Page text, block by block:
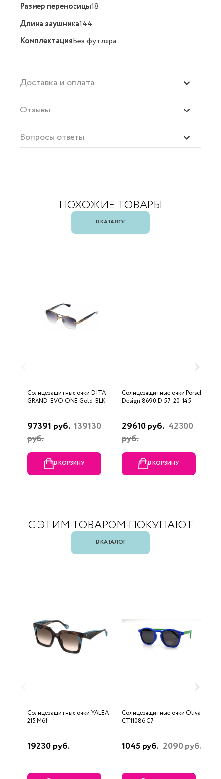
Размер переносицы18
Длина заушника144
КомплектацияБез футляра
Доставка и оплата
Отзывы
Вопросы ответы
ПОХОЖИЕ ТОВАРЫ
В КАТАЛОГ
Солнцезащитные очки DITA
GRAND-EVO ONE Gold-BLK
97391 руб. 139130
руб.
В КОРЗИНУ
Солнцезащитные очки Porsche
Design 8690 D 57-20-145
29610 руб. 42300
руб.
В КОРЗИНУ
С ЭТИМ ТОВАРОМ ПОКУПАЮТ
В КАТАЛОГ
Солнцезащитные очки YALEA
215 M61
19230 руб.
Солнцезащитные очки Oliva
СТ11086 С7
1045 руб. 2090 руб.